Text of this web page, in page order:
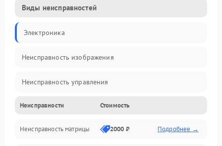
Виды неисправностей
Электроника
Неисправность изображения
Неисправность управления
Неисправность интерфейсов
Прочие неисправности
Неисправности Стоимость
Неисправность матрицы 2000 ₽ Подробнее →